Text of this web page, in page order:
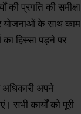
की प्रगति की समीक्षा
योजनाओं के साथ काम
हिस्सा पड़ने पर
अधिकारी अपने
सभी कार्यों को पूरी